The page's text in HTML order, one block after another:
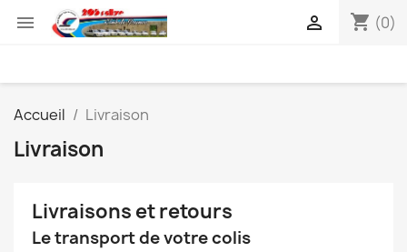
 shopping_cart (0)

Accueil Livraison
Livraison
Livraisons et retours
Le transport de votre colis